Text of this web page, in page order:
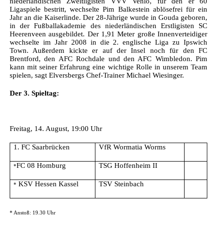
Ligaspiele bestritt, wechselte Pim Balkestein ablösefrei für ein
Jahr an die Kaiserlinde. Der 28-Jährige wurde in Gouda geboren,
in der Fußballakademie des niederländischen Erstligisten SC
Heerenveen ausgebildet. Der 1,91 Meter große Innenverteidiger
wechselte im Jahr 2008 in die 2. englische Liga zu Ipswich
Town. Außerdem kickte er auf der Insel noch für den FC
Brentford, den AFC Rochdale und den AFC Wimbledon. Pim
kann mit seiner Erfahrung eine wichtige Rolle in unserem Team
spielen, sagt Elversbergs Chef-Trainer Michael Wiesinger.
Der 3. Spieltag:
Freitag, 14. August, 19:00 Uhr
1. FC Saarbrücken VfR Wormatia Worms
*FC 08 Homburg TSG Hoffenheim II
* KSV Hessen Kassel TSV Steinbach
* Anstoß: 19.30 Uhr